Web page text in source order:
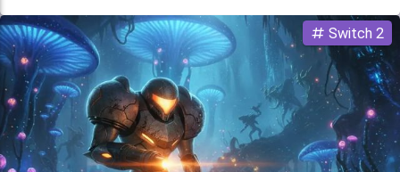
Switch 2